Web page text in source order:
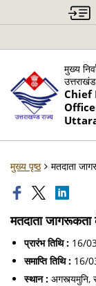
मुख्य
उत्तराखंड
Chief
मुख्य पृष्ठ मतदाता
मतदाता
प्रारंभ तिथि : 16/
समाप्ति तिथि : 16/
स्थान : अगस्त्यमुनि,